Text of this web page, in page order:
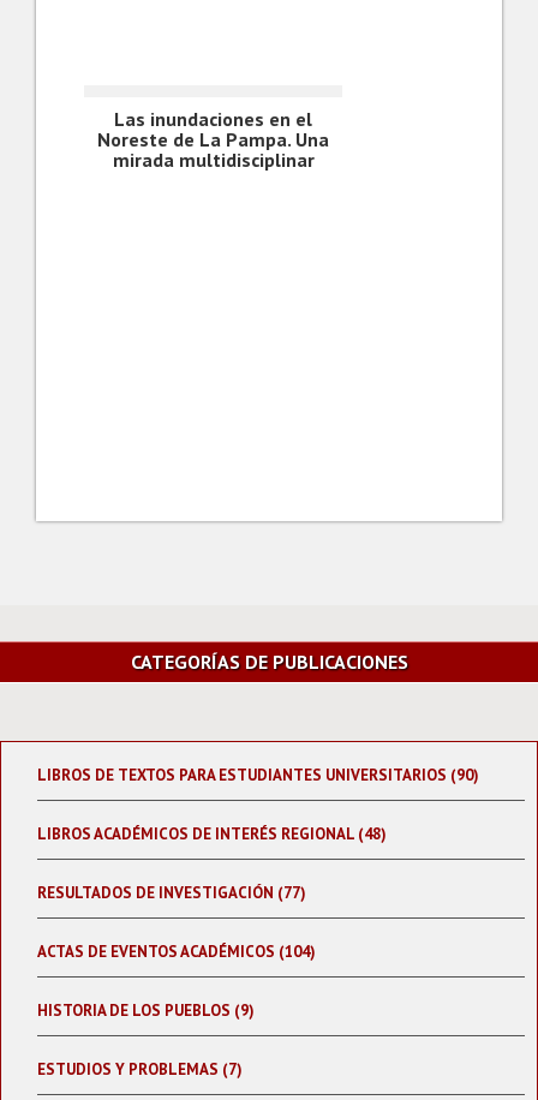
Las inundaciones en el
Noreste de La Pampa. Una
mirada multidisciplinar
CATEGORÍAS DE PUBLICACIONES
LIBROS DE TEXTOS PARA ESTUDIANTES UNIVERSITARIOS (90)
LIBROS ACADÉMICOS DE INTERÉS REGIONAL (48)
RESULTADOS DE INVESTIGACIÓN (77)
ACTAS DE EVENTOS ACADÉMICOS (104)
HISTORIA DE LOS PUEBLOS (9)
ESTUDIOS Y PROBLEMAS (7)